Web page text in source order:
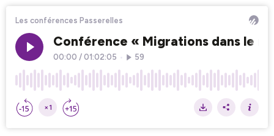
Les conférences Passerelles
Conférence « Migrations dans le
00:00 / 01:02:05 59
×1